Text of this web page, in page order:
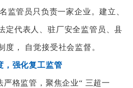
监管员只负责一家企业。建立、
定代表人、驻厂安全监管员、县
度， 自觉接受社会监督。
，强化复工监管
严格监管，聚焦企业“ 三超一